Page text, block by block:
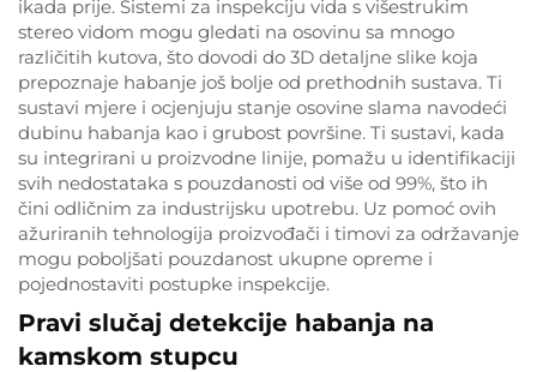
ikada prije. Sistemi za inspekciju vida s višestrukim
stereo vidom mogu gledati na osovinu sa mnogo
različitih kutova, što dovodi do 3D detaljne slike koja
prepoznaje habanje još bolje od prethodnih sustava. Ti
sustavi mjere i ocjenjuju stanje osovine slama navodeći
dubinu habanja kao i grubost površine. Ti sustavi, kada
su integrirani u proizvodne linije, pomažu u identifikaciji
svih nedostataka s pouzdanosti od više od 99%, što ih
čini odličnim za industrijsku upotrebu. Uz pomoć ovih
ažuriranih tehnologija proizvođači i timovi za održavanje
mogu poboljšati pouzdanost ukupne opreme i
pojednostaviti postupke inspekcije.
Pravi slučaj detekcije habanja na
kamskom stupcu